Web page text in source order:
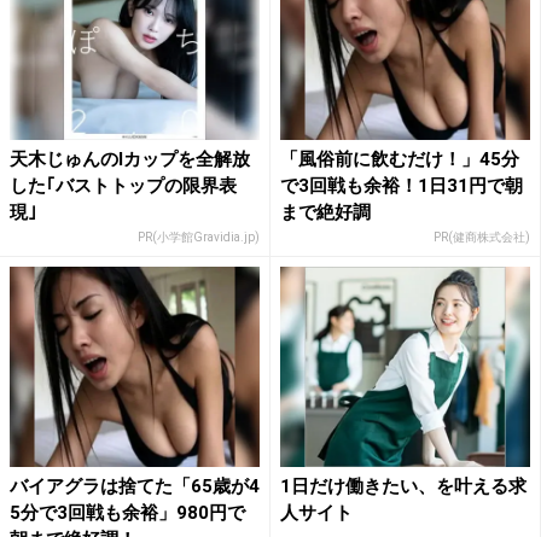
天木じゅんのIカップを全解放
した｢バストトップの限界表
現｣
PR(小学館Gravidia.jp)
「風俗前に飲むだけ！」45分
で3回戦も余裕！1日31円で朝
まで絶好調
PR(健商株式会社)
バイアグラは捨てた「65歳が4
5分で3回戦も余裕」980円で
1日だけ働きたい、を叶える求
人サイト